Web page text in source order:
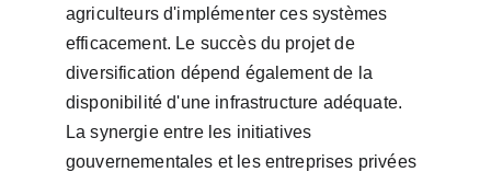
agriculteurs d'implémenter ces systèmes
efficacement. Le succès du projet de
diversification dépend également de la
disponibilité d'une infrastructure adéquate.
La synergie entre les initiatives
gouvernementales et les entreprises privées